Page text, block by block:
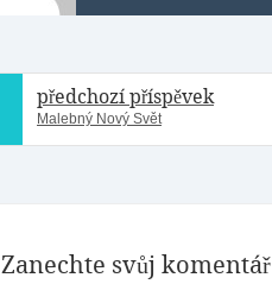
předchozí příspěvek
Malebný Nový Svět
Zanechte svůj komentář